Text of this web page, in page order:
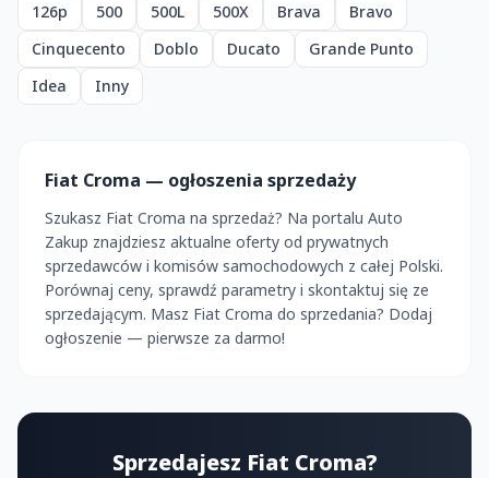
126p 500 500L 500X Brava
Bravo
Cinquecento
Doblo Ducato
Grande Punto
Idea
Inny
Fiat Croma — ogłoszenia sprzedaży
Szukasz Fiat Croma na sprzedaż? Na portalu Auto
Zakup znajdziesz aktualne oferty od prywatnych
sprzedawców i komisów samochodowych z całej Polski.
Porównaj ceny, sprawdź parametry i skontaktuj się ze
sprzedającym. Masz Fiat Croma do sprzedania? Dodaj
ogłoszenie — pierwsze za darmo!
Sprzedajesz Fiat Croma?